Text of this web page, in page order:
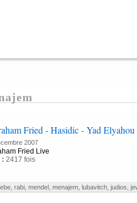
Fried - Hasidic - Yad
2007
Fried Live
: 2417 fois
, rabi, mendel, menajem, lubavitch, judios